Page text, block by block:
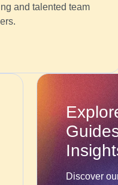
and talented team
Discover